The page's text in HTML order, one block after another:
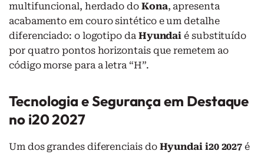
multifuncional, herdado do Kona, apresenta
acabamento em couro sintético e um detalhe
diferenciado: o logotipo da Hyundai é substituído
por quatro pontos horizontais que remetem ao
código morse para a letra “H”.
Tecnologia e Segurança em Destaque
no i20 2027
Um dos grandes diferenciais do Hyundai i20 2027 é